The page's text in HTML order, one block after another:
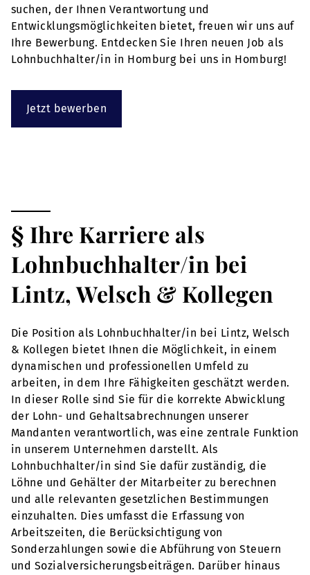
suchen, der Ihnen Verantwortung und
Entwicklungsmöglichkeiten bietet, freuen wir uns auf
Ihre Bewerbung. Entdecken Sie Ihren neuen Job als
Lohnbuchhalter/in in Homburg bei uns in Homburg!
Jetzt bewerben
§ Ihre Karriere als
Lohnbuchhalter/in bei
Lintz, Welsch & Kollegen
Die Position als Lohnbuchhalter/in bei Lintz, Welsch
& Kollegen bietet Ihnen die Möglichkeit, in einem
dynamischen und professionellen Umfeld zu
arbeiten, in dem Ihre Fähigkeiten geschätzt werden.
In dieser Rolle sind Sie für die korrekte Abwicklung
der Lohn- und Gehaltsabrechnungen unserer
Mandanten verantwortlich, was eine zentrale Funktion
in unserem Unternehmen darstellt. Als
Lohnbuchhalter/in sind Sie dafür zuständig, die
Löhne und Gehälter der Mitarbeiter zu berechnen
und alle relevanten gesetzlichen Bestimmungen
einzuhalten. Dies umfasst die Erfassung von
Arbeitszeiten, die Berücksichtigung von
Sonderzahlungen sowie die Abführung von Steuern
und Sozialversicherungsbeiträgen. Darüber hinaus